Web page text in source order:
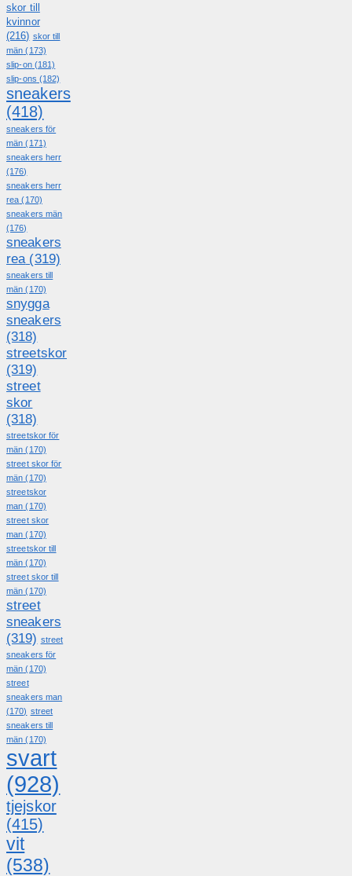
skor till
kvinnor
(216) skor till
män (173)
slip-on(181)
slip-ons (182)
sneakers
(418)
sneakers för
män (171)
sneakers herr
(176)
sneakers herr
rea (170)
sneakers män
(176)
sneakers
rea (319)
sneakers till
män (170)
snygga
sneakers
(318)
streetskor
(319)
street
skor
(318)
streetskor för
män (170)
street skor för
män (170)
streetskor
man (170)
street skor
man (170)
streetskor till
män (170)
street skor till
män (170)
street
sneakers
(319) street
sneakers för
män (170)
street
sneakers man
(170) street
sneakers till
män (170)
svart
(928)
tjejskor
(415)
vit
(538)